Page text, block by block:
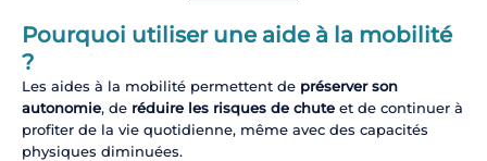
Pourquoi utiliser une aide à la mobilité
?
Les aides à la mobilité permettent de préserver son
autonomie, de réduire les risques de chuteet de continuer à
profiter de la vie quotidienne, même avec des capacités
physiques diminuées.